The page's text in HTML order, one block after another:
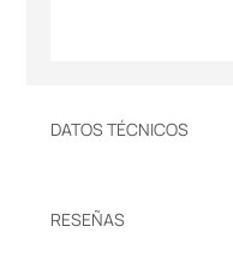
DATOS TÉCNICOS
RESEÑAS